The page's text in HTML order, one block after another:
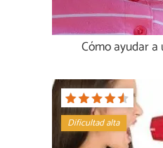
Cómo ayudar
Dificultad alta